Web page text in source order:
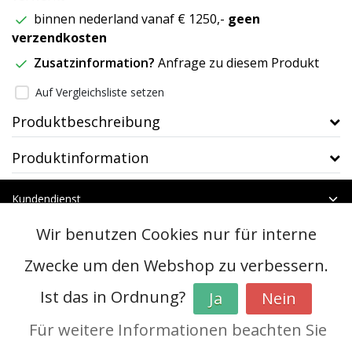
binnen nederland vanaf € 1250,- geen
verzendkosten
Zusatzinformation? Anfrage zu diesem Produkt
Auf Vergleichsliste setzen
Produktbeschreibung
Produktinformation
Kundendienst
Kategorien
Kontakt
© Copyright 2026 - btt | RealisatieInStijl Media
Wir benutzen Cookies nur für interne
Zwecke um den Webshop zu verbessern.
Ist das in Ordnung?
Ja
Nein
Für weitere Informationen beachten Sie